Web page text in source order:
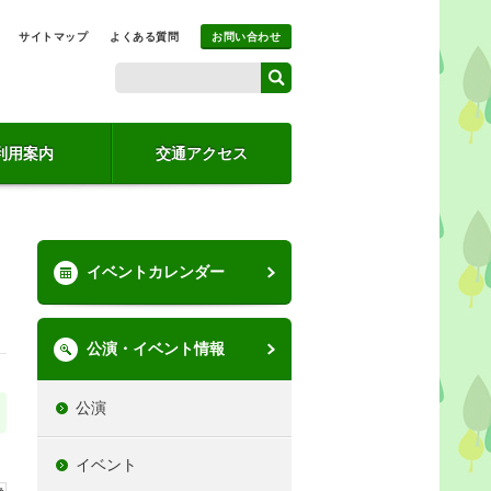
サイトマップ よくある質問 お問い合わせ
用案内 交通アクセス
イベントカレンダー
公演・イベント情報
公演
イベント